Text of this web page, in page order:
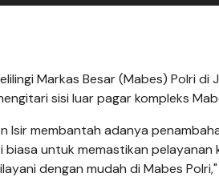
Markas Besar (Mabes) Polri di
sisi luar pagar kompleks
Isir membantah adanya
untuk memastikan pelayanan
dengan mudah di Mabes